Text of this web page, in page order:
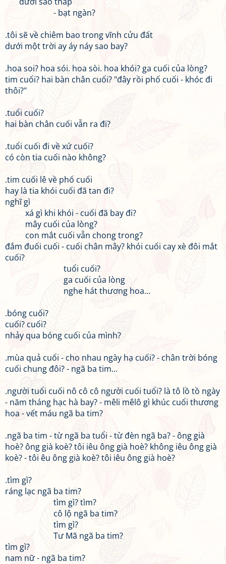
- bạt ngàn?
.tôi sẽ về chiêm bao trong vĩnh cửu đất
dưới một trời ay áy náy sao bay?
.hoa soi? hoa sói. hoa sòi. hoa khói? ga cuối của lòng?
tim cuối? hai bàn chân cuối? "đây rồi phố cuối - khóc đi
thôi?"
.tuổi cuối?
hai bàn chân cuối vẫn ra đi?
.tuổi cuối đi về xứ cuối?
có còn tia cuối nào không?
.tim cuối lê về phố cuối
hay là tia khói cuối đã tan đi?
nghĩ gì
xá gì khi khói - cuối đã bay đi?
mây cuối của lòng?
con mắt cuối vẫn chong trong?
đắm đuối cuối - cuối chân mây? khói cuối cay xè đôi mắt
cuối?
tuổi cuối?
ga cuối của lòng
nghe hát thương hoa...
.bóng cuối?
cuối? cuối?
nhảy qua bóng cuối của mình?
.mùa quả cuối - cho nhau ngày hạ cuối? - chân trời bóng
cuối chung đôi? - ngã ba tim...
.người tuổi cuối nô cô cô người cuối tuổi? là tô lồ tồ ngày
- năm tháng hạc hà bay? - mêli mêlô gì khúc cuối thương
hoa - vết máu ngã ba tim?
.ngã ba tim - từ ngã ba tuổi - từ đèn ngã ba? - ông già
hoè? ông già koè? tôi iêu ông già hoè? không iêu ông già
koè? - tôi êu ông già koè? tôi iêu ông già hoè?
.tìm gì?
ráng lạc ngã ba tim?
tìm gì? tìm?
cô lộ ngã ba tim?
tìm gì?
Tư Mã ngã ba tim?
tìm gì?
nam nữ - ngã ba tim?